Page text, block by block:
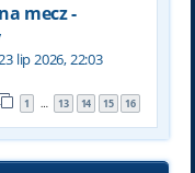
mecz -
lip 2026, 22:03
1 … 13 14 15 16